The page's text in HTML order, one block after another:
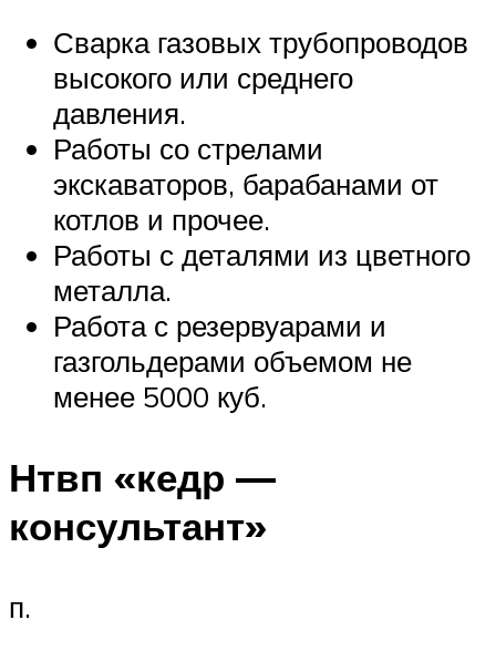
Сварка газовых трубопроводов
высокого или среднего
давления.
Работы со стрелами
экскаваторов, барабанами от
котлов и прочее.
Работы с деталями из цветного
металла.
Работа с резервуарами и
газгольдерами объемом не
менее 5000 куб.
Нтвп «кедр —
консультант»
п.